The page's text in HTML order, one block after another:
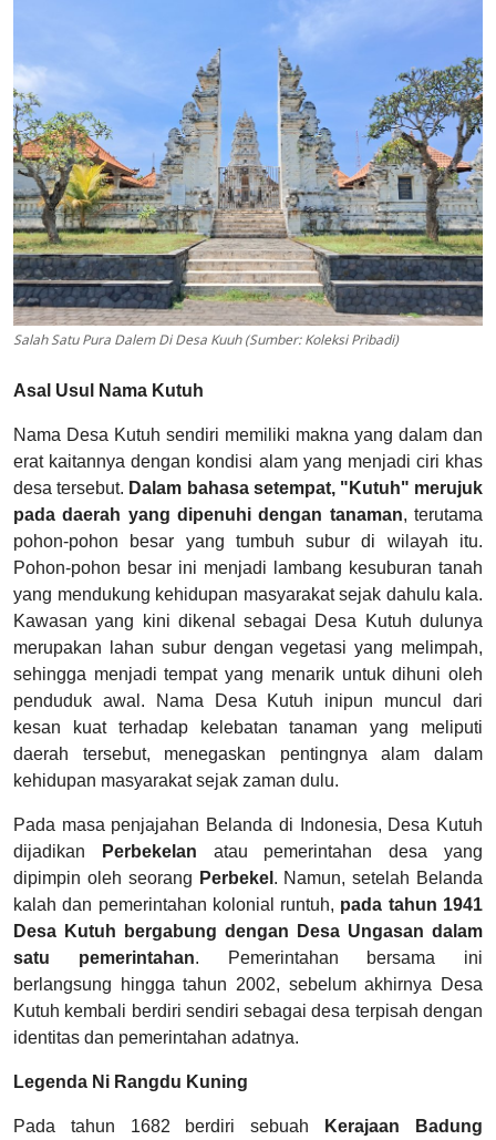
Salah Satu Pura Dalem Di Desa Kuuh (Sumber: Koleksi Pribadi)
Asal Usul Nama Kutuh
Nama Desa Kutuh sendiri memiliki makna yang dalam dan
erat kaitannya dengan kondisi alam yang menjadi ciri khas
desa tersebut. Dalam bahasa setempat, "Kutuh" merujuk
pada daerah yang dipenuhi dengan tanaman, terutama
pohon-pohon besar yang tumbuh subur di wilayah itu.
Pohon-pohon besar ini menjadi lambang kesuburan tanah
yang mendukung kehidupan masyarakat sejak dahulu kala.
Kawasan yang kini dikenal sebagai Desa Kutuh dulunya
merupakan lahan subur dengan vegetasi yang melimpah,
sehingga menjadi tempat yang menarik untuk dihuni oleh
penduduk awal. Nama Desa Kutuh inipun muncul dari
kesan kuat terhadap kelebatan tanaman yang meliputi
daerah tersebut, menegaskan pentingnya alam dalam
kehidupan masyarakat sejak zaman dulu.
Pada masa penjajahan Belanda di Indonesia, Desa Kutuh
dijadikan
Perbekelan atau pemerintahan desa yang
dipimpin oleh seorang Perbekel . Namun, setelah Belanda
kalah dan pemerintahan kolonial runtuh, pada tahun 1941
Desa Kutuh bergabung dengan Desa Ungasan dalam
satu pemerintahan. Pemerintahan bersama ini
berlangsung hingga tahun 2002, sebelum akhirnya Desa
Kutuh kembali berdiri sendiri sebagai desa terpisah dengan
identitas dan pemerintahan adatnya.
Legenda Ni Rangdu Kuning
Pada tahun 1682 berdiri sebuah
Kerajaan Badung